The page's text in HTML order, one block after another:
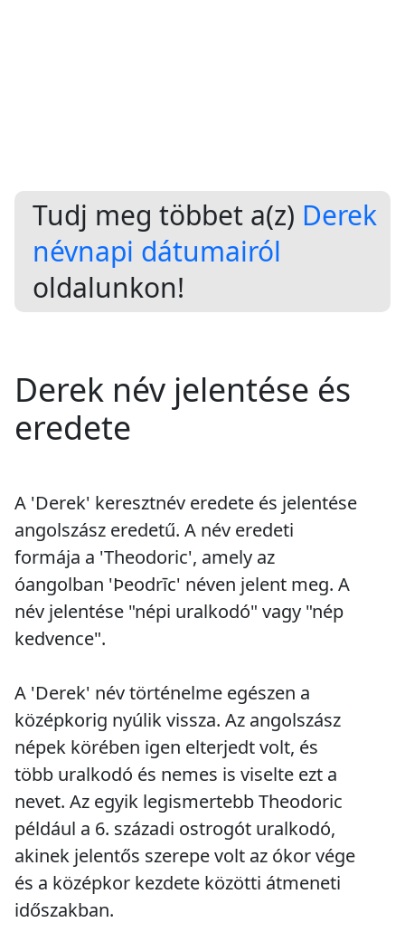
Tudj meg többet a(z) Derek
névnapi dátumairól
oldalunkon!
Derek név jelentése és
eredete
A 'Derek' keresztnév eredete és jelentése
angolszász eredetű. A név eredeti
formája a 'Theodoric', amely az
óangolban 'Þeodrīc' néven jelent meg. A
név jelentése "népi uralkodó" vagy "nép
kedvence".
A 'Derek' név történelme egészen a
középkorig nyúlik vissza. Az angolszász
népek körében igen elterjedt volt, és
több uralkodó és nemes is viselte ezt a
nevet. Az egyik legismertebb Theodoric
például a 6. századi ostrogót uralkodó,
akinek jelentős szerepe volt az ókor vége
és a középkor kezdete közötti átmeneti
időszakban.